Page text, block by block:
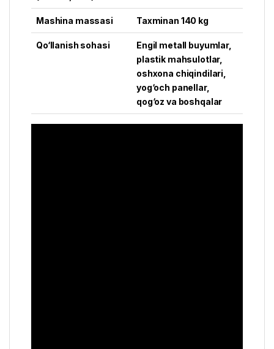
Mashina massasi Taxminan 140 kg
Qo‘llanish sohasi
Engil metall buyumlar,
plastik mahsulotlar,
oshxona chiqindilari,
yog‘och panellar,
qog‘oz va boshqalar